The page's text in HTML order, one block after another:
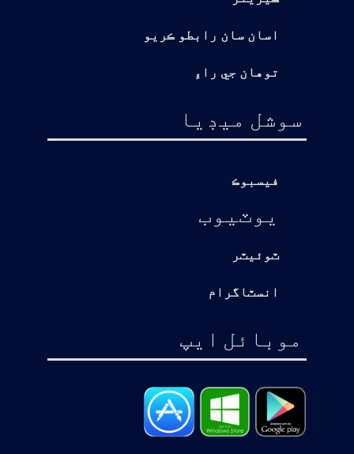
اسان سان رابطو ڪريو
توهان جي راءِ
سوشل ميڊيا
فيسبوڪ
يوٽيوب
ٽوئيٽر
انسٽاگرام
موبائل ايپ